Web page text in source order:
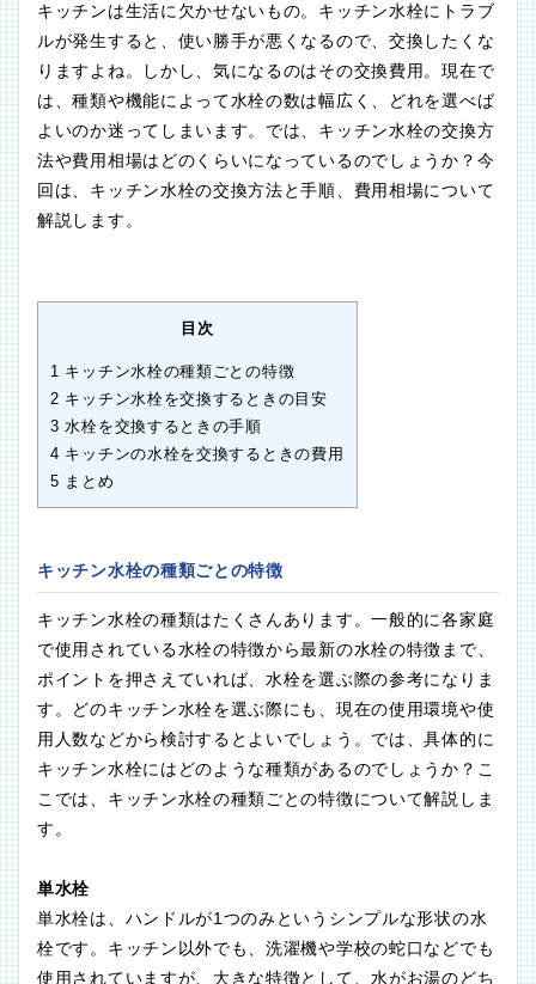
キッチンは生活に欠かせないもの。キッチン水栓にトラブ
ルが発生すると、使い勝手が悪くなるので、交換したくな
りますよね。しかし、気になるのはその交換費用。現在で
は、種類や機能によって水栓の数は幅広く、どれを選べば
よいのか迷ってしまいます。では、キッチン水栓の交換方
法や費用相場はどのくらいになっているのでしょうか？今
回は、キッチン水栓の交換方法と手順、費用相場について
解説します。
目次
1 キッチン水栓の種類ごとの特徴
2 キッチン水栓を交換するときの目安
3 水栓を交換するときの手順
4 キッチンの水栓を交換するときの費用
5 まとめ
キッチン水栓の種類ごとの特徴
キッチン水栓の種類はたくさんあります。一般的に各家庭
で使用されている水栓の特徴から最新の水栓の特徴まで、
ポイントを押さえていれば、水栓を選ぶ際の参考になりま
す。どのキッチン水栓を選ぶ際にも、現在の使用環境や使
用人数などから検討するとよいでしょう。では、具体的に
キッチン水栓にはどのような種類があるのでしょうか？こ
こでは、キッチン水栓の種類ごとの特徴について解説しま
す。
単水栓
単水栓は、ハンドルが1つのみというシンプルな形状の水
栓です。キッチン以外でも、洗濯機や学校の蛇口などでも
使用されていますが、大きな特徴として、水がお湯のどち